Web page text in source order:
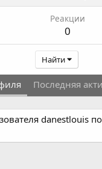
Реакции
0
Найти
Последняя
danestlouis